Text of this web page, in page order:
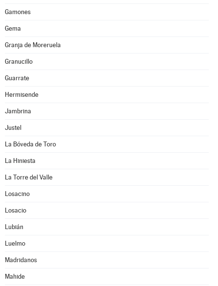
Gamones
Gema
Granja de Moreruela
Granucillo
Guarrate
Hermisende
Jambrina
Justel
La Bóveda de Toro
La Hiniesta
La Torre del Valle
Losacino
Losacio
Lubián
Luelmo
Madridanos
Mahide